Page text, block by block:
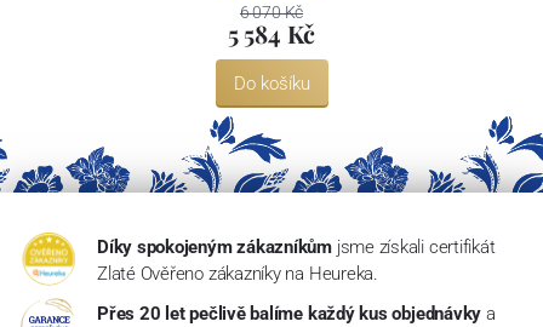
6 070 Kč
5 584 Kč
Do košíku
Díky spokojeným zákazníkům jsme získali certifikát
Zlaté Ověřeno zákazníky na Heureka.
Přes 20 let pečlivě balíme každý kus objednávky a